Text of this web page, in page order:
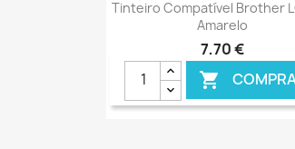
Tinteiro Compatível Brother
Amarelo
7,70 €
